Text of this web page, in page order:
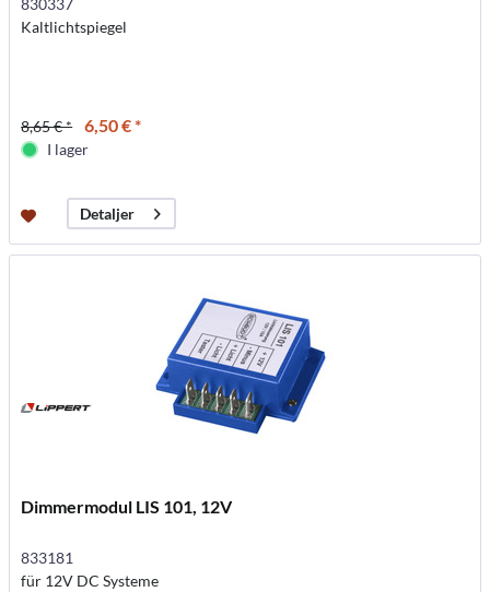
830337
Kaltlichtspiegel
8,65 € * 6,50 € *
I lager
Detaljer
Dimmermodul LIS 101, 12V
833181
für 12V DC Systeme